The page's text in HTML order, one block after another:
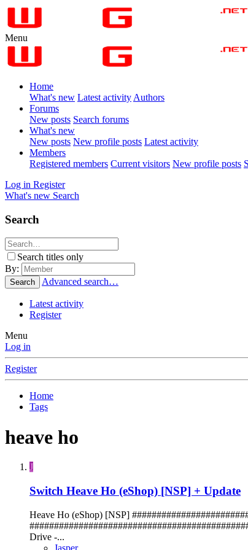
Menu
Home
What's new Latest activity Authors
Forums
New posts Search forums
What's new
New posts New profile posts Latest activity
Members
Registered members Current visitors New profile posts
Log in Register
What's new Search
Search
Search titles only
By:
Search Advanced search…
Latest activity
Register
Menu
Log in
Register
Home
Tags
heave ho
J
Switch Heave Ho (eShop) [NSP] + Update
Heave Ho (eShop) [NSP]
Drive -...
Jasper